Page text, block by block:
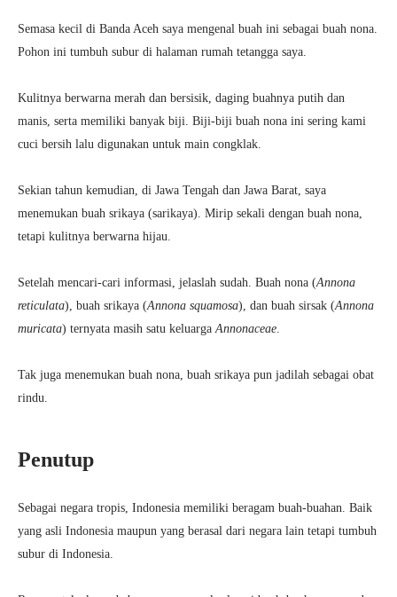
Semasa kecil di Banda Aceh saya mengenal buah ini sebagai buah nona.
Pohon ini tumbuh subur di halaman rumah tetangga saya.
Kulitnya berwarna merah dan bersisik, daging buahnya putih dan
manis, serta memiliki banyak biji. Biji-biji buah nona ini sering kami
cuci bersih lalu digunakan untuk main congklak.
Sekian tahun kemudian, di Jawa Tengah dan Jawa Barat, saya
menemukan buah srikaya (sarikaya). Mirip sekali dengan buah nona,
tetapi kulitnya berwarna hijau.
Setelah mencari-cari informasi, jelaslah sudah. Buah nona (Annona
reticulata), buah srikaya (Annona squamosa), dan buah sirsak (Annona
muricata) ternyata masih satu keluargaAnnonaceae.
Tak juga menemukan buah nona, buah srikaya pun jadilah sebagai obat
rindu.
Penutup
Sebagai negara tropis, Indonesia memiliki beragam buah-buahan. Baik
yang asli Indonesia maupun yang berasal dari negara lain tetapi tumbuh
subur di Indonesia.